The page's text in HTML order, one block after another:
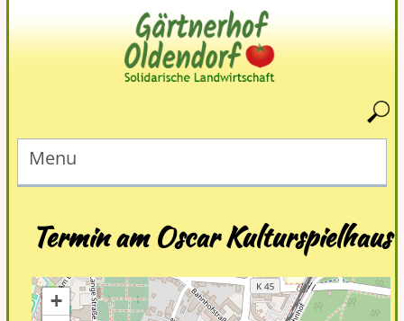
Menu
Termin amOscar Kulturspielhaus
+